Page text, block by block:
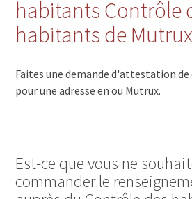
habitants Contrôle
habitants de Mutrux
Faites une demande d'attestation
pour une adresse en ou Mutrux.
Est-ce que vous ne
commander le